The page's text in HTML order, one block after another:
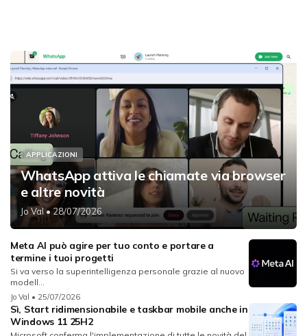
APPLICAZIONI
WhatsApp attiva le chiamate via browser
e altre novità
Jo Val• 28/07/2026
Meta AI può agire per tuo conto e portare a
termine i tuoi progetti
Si va verso la superintelligenza personale grazie al nuovo
modell...
Jo Val • 25/07/2026
Sì, Start ridimensionabile e taskbar mobile anche in
Windows 11 25H2